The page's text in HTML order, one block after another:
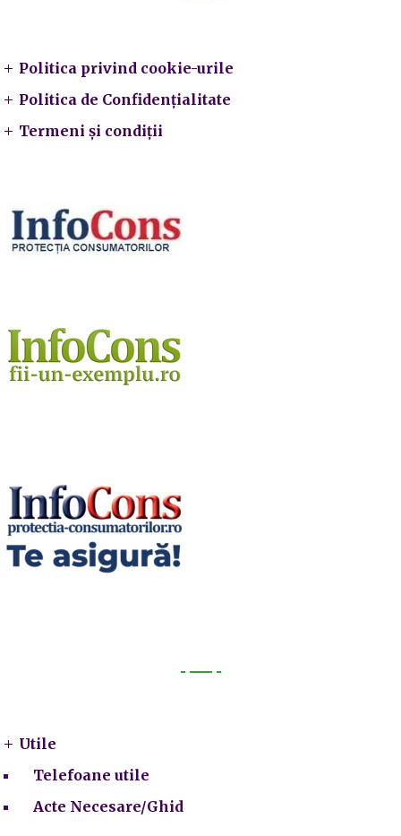
Politica privind cookie-urile
Politica de Confidențialitate
Termeni și condiții
Utile
Telefoane utile
Acte Necesare/Ghid